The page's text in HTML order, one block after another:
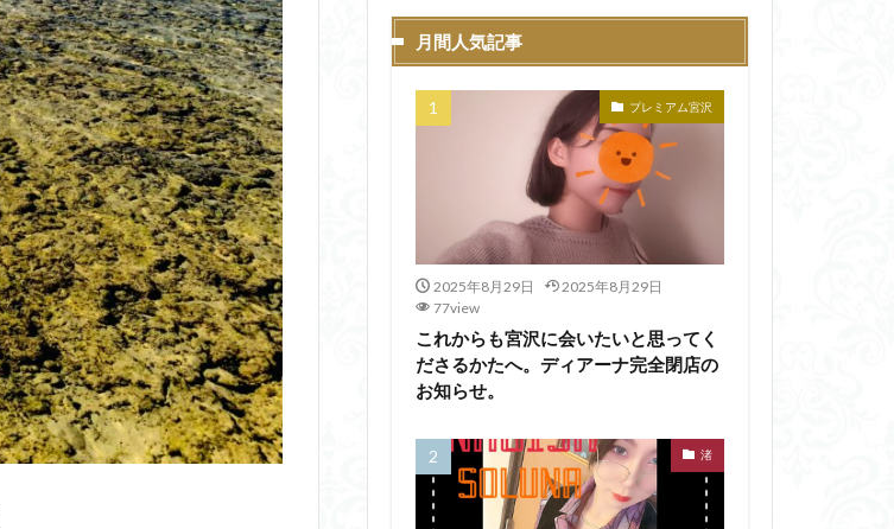
月間人気記事
プレミアム宮沢
2025年8月29日
2025年8月29日
77view
これからも宮沢に会いたいと思ってく
ださるかたへ。ディアーナ完全閉店の
お知らせ。
渚